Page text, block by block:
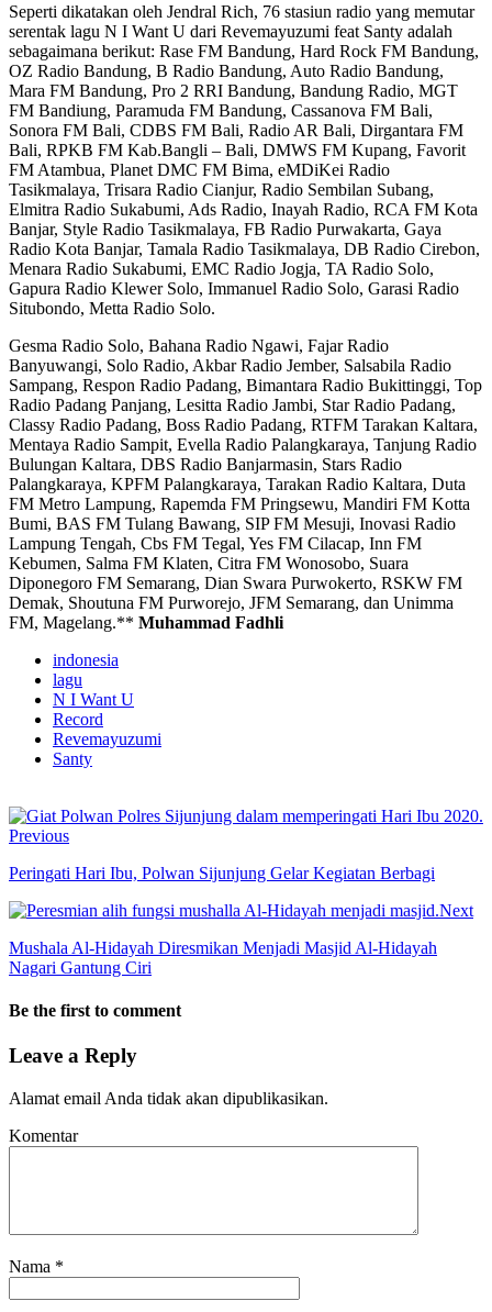
Seperti dikatakan oleh Jendral Rich, 76 stasiun radio yang memutar
serentak lagu N I Want U dari Revemayuzumi feat Santy adalah
sebagaimana berikut: Rase FM Bandung, Hard Rock FM Bandung,
OZ Radio Bandung, B Radio Bandung, Auto Radio Bandung,
Mara FM Bandung, Pro 2 RRI Bandung, Bandung Radio, MGT
FM Bandiung, Paramuda FM Bandung, Cassanova FM Bali,
Sonora FM Bali, CDBS FM Bali, Radio AR Bali, Dirgantara FM
Bali, RPKB FM Kab.Bangli – Bali, DMWS FM Kupang, Favorit
FM Atambua, Planet DMC FM Bima, eMDiKei Radio
Tasikmalaya, Trisara Radio Cianjur, Radio Sembilan Subang,
Elmitra Radio Sukabumi, Ads Radio, Inayah Radio, RCA FM Kota
Banjar, Style Radio Tasikmalaya, FB Radio Purwakarta, Gaya
Radio Kota Banjar, Tamala Radio Tasikmalaya, DB Radio Cirebon,
Menara Radio Sukabumi, EMC Radio Jogja, TA Radio Solo,
Gapura Radio Klewer Solo, Immanuel Radio Solo, Garasi Radio
Situbondo, Metta Radio Solo.
Gesma Radio Solo, Bahana Radio Ngawi, Fajar Radio
Banyuwangi, Solo Radio, Akbar Radio Jember, Salsabila Radio
Sampang, Respon Radio Padang, Bimantara Radio Bukittinggi, Top
Radio Padang Panjang, Lesitta Radio Jambi, Star Radio Padang,
Classy Radio Padang, Boss Radio Padang, RTFM Tarakan Kaltara,
Mentaya Radio Sampit, Evella Radio Palangkaraya, Tanjung Radio
Bulungan Kaltara, DBS Radio Banjarmasin, Stars Radio
Palangkaraya, KPFM Palangkaraya, Tarakan Radio Kaltara, Duta
FM Metro Lampung, Rapemda FM Pringsewu, Mandiri FM Kotta
Bumi, BAS FM Tulang Bawang, SIP FM Mesuji, Inovasi Radio
Lampung Tengah, Cbs FM Tegal, Yes FM Cilacap, Inn FM
Kebumen, Salma FM Klaten, Citra FM Wonosobo, Suara
Diponegoro FM Semarang, Dian Swara Purwokerto, RSKW FM
Demak, Shoutuna FM Purworejo, JFM Semarang, dan Unimma
FM, Magelang.** Muhammad Fadhli
indonesia
lagu
N I Want U
Record
Revemayuzumi
Santy
Previous
Peringati Hari Ibu, Polwan Sijunjung Gelar Kegiatan Berbagi
Next
Mushala Al-Hidayah Diresmikan Menjadi Masjid Al-Hidayah
Nagari Gantung Ciri
Be the first to comment
Leave a Reply
Alamat email Anda tidak akan dipublikasikan.
Komentar
Nama *